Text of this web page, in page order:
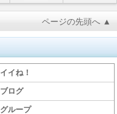
ページの先頭へ ▲
イイね！
ブログ
グループ